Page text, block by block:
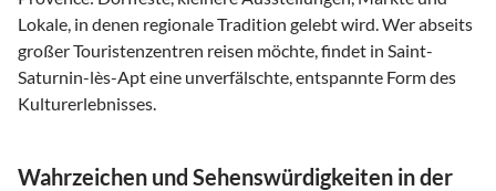
Lokale, in denen regionale Tradition gelebt wird. Wer abseits
großer Touristenzentren reisen möchte, findet in Saint-
Saturnin-lès-Apt eine unverfälschte, entspannte Form des
Kulturerlebnisses.
Wahrzeichen und Sehenswürdigkeiten in der